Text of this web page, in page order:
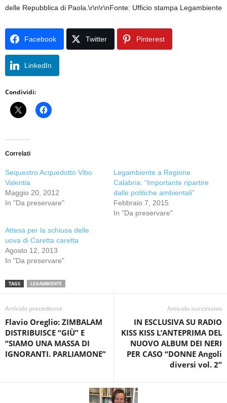
delle Repubblica di Paola.\r\n\r\nFonte: Ufficio stampa Legambiente
Facebook Twitter Pinterest
LinkedIn
Condividi:
Correlati
Sequestro Acquedotto Vibo
Valentia
Maggio 20, 2012
In "Da preservare"
Legambiente a Regione
Calabria: “Importante ripartire
dalle politiche ambientali”
Febbraio 7, 2015
In "Da preservare"
Attesa per la schiusa delle
uova di Caretta caretta
Agosto 12, 2013
In "Da preservare"
TAGS LEGAMBIENTE
Articolo precedente
Flavio Oreglio: ZIMBALAM
DISTRIBUISCE “GIÙ” E
“SIAMO UNA MASSA DI
IGNORANTI. PARLIAMONE”
Articolo successivo
IN ESCLUSIVA SU RADIO
KISS KISS L’ANTEPRIMA DEL
NUOVO ALBUM DEI NERI
PER CASO “DONNE Angoli
diversi vol. 2”